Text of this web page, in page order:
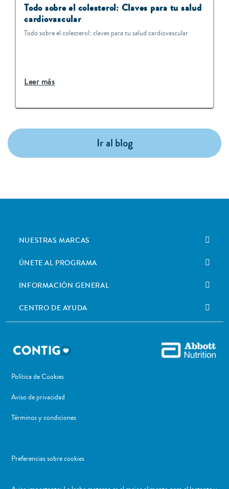
Todo sobre el colesterol: Claves para tu salud
cardiovascular
Todo sobre el colesterol: claves para tu salud cardiovascular
Leer más
Ir al blog
NUESTRAS MARCAS
ÚNETE AL PROGRAMA
INFORMACIÓN GENERAL
CENTRO DE AYUDA
Política de Cookies
Aviso de privacidad
Términos y condiciones
Preferencias sobre cookies